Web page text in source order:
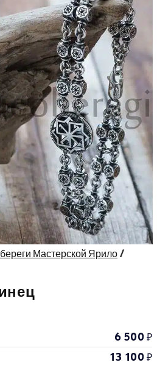
Мастерской Ярило/
6 500₽
13 100₽